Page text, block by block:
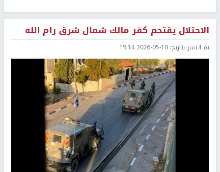
الاحتلال يقتحم كفر مالك شمال شرق رام الله
تم النشر بتاريخ: 2026-05-10 19:14